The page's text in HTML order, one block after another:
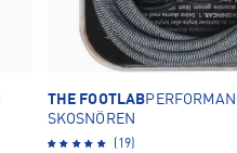
THE FOOTLAB
SKOSNÖREN
(19)